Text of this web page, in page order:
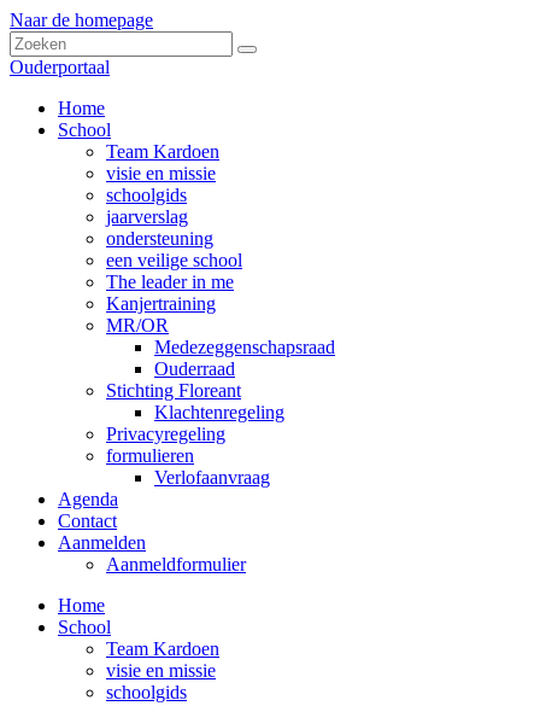
Naar de homepage
Ouderportaal
Home
School
Team Kardoen
visie en missie
schoolgids
jaarverslag
ondersteuning
een veilige school
The leader in me
Kanjertraining
MR/OR
Medezeggenschapsraad
Ouderraad
Stichting Floreant
Klachtenregeling
Privacyregeling
formulieren
Verlofaanvraag
Agenda
Contact
Aanmelden
Aanmeldformulier
Home
School
Team Kardoen
visie en missie
schoolgids